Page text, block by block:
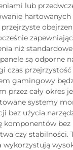
lub
niż
są odporne
czas
gamingowy
przez cały okres
systemy
bez użycia
komponentów
czy stabilności.
wykorzystują